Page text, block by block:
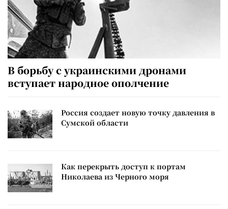
В борьбу с украинскими дронами
вступает народное ополчение
Россия создает новую точку давления в
Сумской области
Как перекрыть доступ к портам
Николаева из Черного моря